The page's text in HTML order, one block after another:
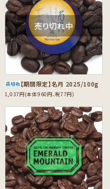
売り切れ中
【期間限定】名月 2025/100g
1,037円(本体960円、税77円)
favorite